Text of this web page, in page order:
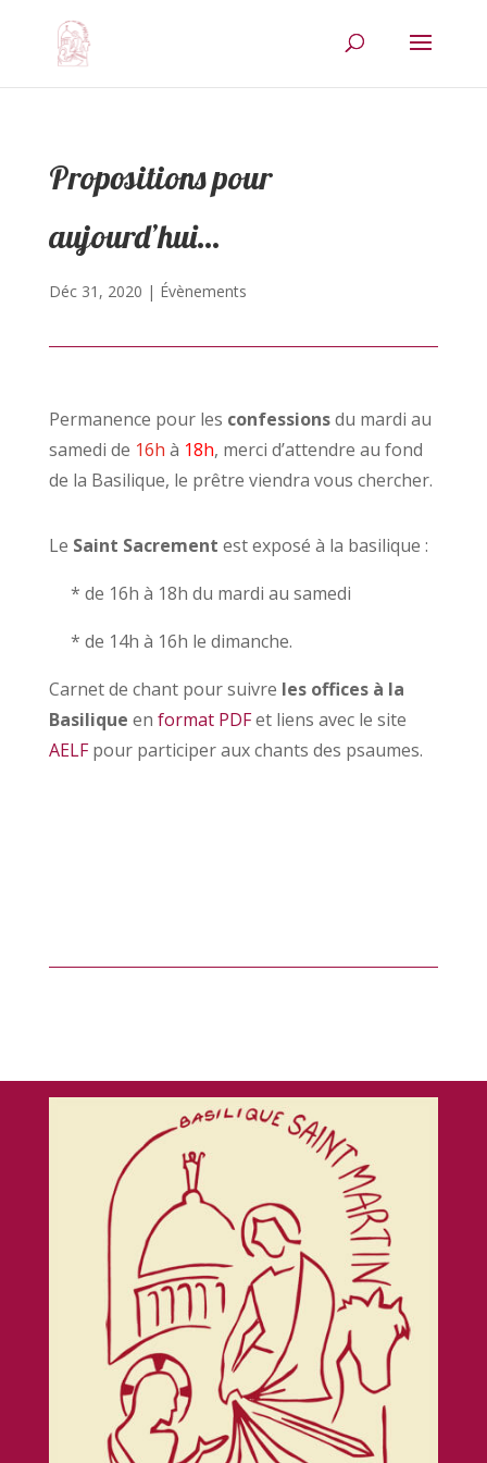
Propositions pour
aujourd’hui…
Déc 31, 2020 | Évènements
Permanence pour les confessionsdu mardi au
samedi de 16h à 18h, merci d’attendre au fond
de la Basilique, le prêtre viendra vous chercher.
Le Saint Sacrement est exposé à la basilique :
* de 16h à 18h du mardi au samedi
* de 14h à 16h le dimanche.
Carnet de chant pour suivre les offices à la
Basilique en format PDFet liens avec le site
AELFpour participer aux chants des psaumes.